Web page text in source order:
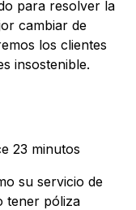
para resolver la
cambiar de
los clientes
insostenible.
23 minutos
su servicio de
tener póliza